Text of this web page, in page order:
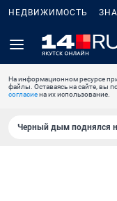
НЕДВИЖИМОСТЬ
На информационном ресурсе
файлы. Оставаясь на сайте, вы
согласиена их использование.
Черный дым поднялся